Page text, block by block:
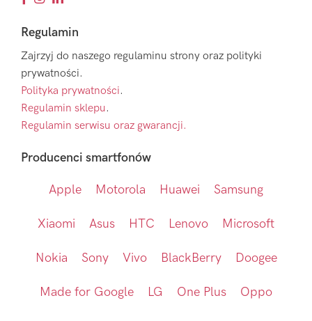
Regulamin
Zajrzyj do naszego regulaminu strony oraz polityki
prywatności.
Polityka prywatności.
Regulamin sklepu.
Regulamin serwisu oraz gwarancji.
Producenci smartfonów
Apple Motorola Huawei Samsung
Xiaomi Asus HTC Lenovo Microsoft
Nokia Sony Vivo BlackBerry Doogee
Made for Google LG One Plus Oppo